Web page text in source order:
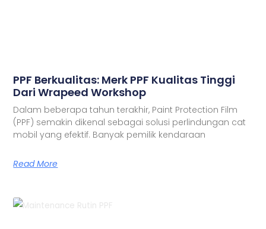
PPF Berkualitas: Merk PPF Kualitas Tinggi
Dari Wrapeed Workshop
Dalam beberapa tahun terakhir, Paint Protection Film
(PPF) semakin dikenal sebagai solusi perlindungan cat
mobil yang efektif. Banyak pemilik kendaraan
Read More